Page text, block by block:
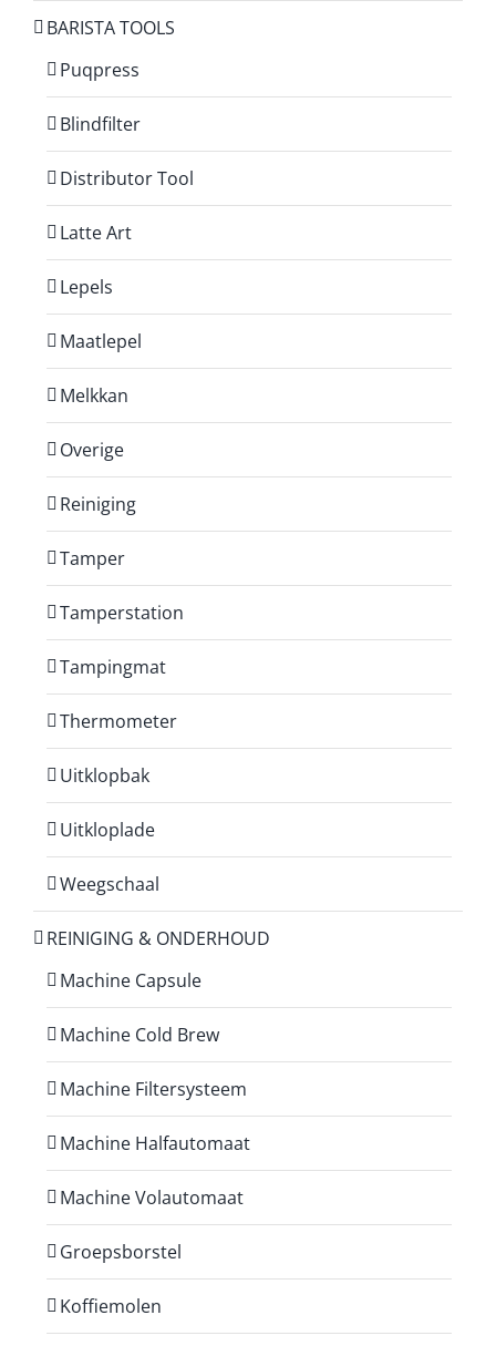
BARISTA TOOLS
Puqpress
Blindfilter
Distributor Tool
Latte Art
Lepels
Maatlepel
Melkkan
Overige
Reiniging
Tamper
Tamperstation
Tampingmat
Thermometer
Uitklopbak
Uitkloplade
Weegschaal
REINIGING & ONDERHOUD
Machine Capsule
Machine Cold Brew
Machine Filtersysteem
Machine Halfautomaat
Machine Volautomaat
Groepsborstel
Koffiemolen